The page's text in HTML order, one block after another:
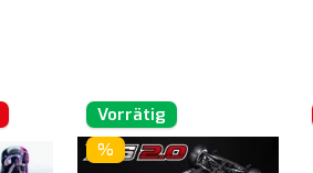
Vorrätig
%